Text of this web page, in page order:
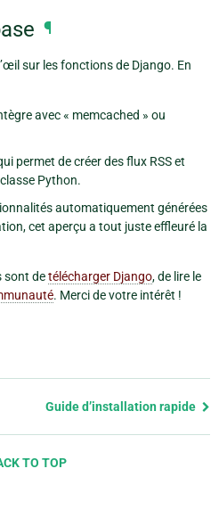
¶
sur les fonctions de Django. En
avec « memcached » ou
permet de créer des flux RSS et
Python.
automatiquement générées
cet aperçu a tout juste effleuré la
sont detélécharger Django, de lire le
. Merci de votre intérêt !
Guide d’installation rapide
TO TOP